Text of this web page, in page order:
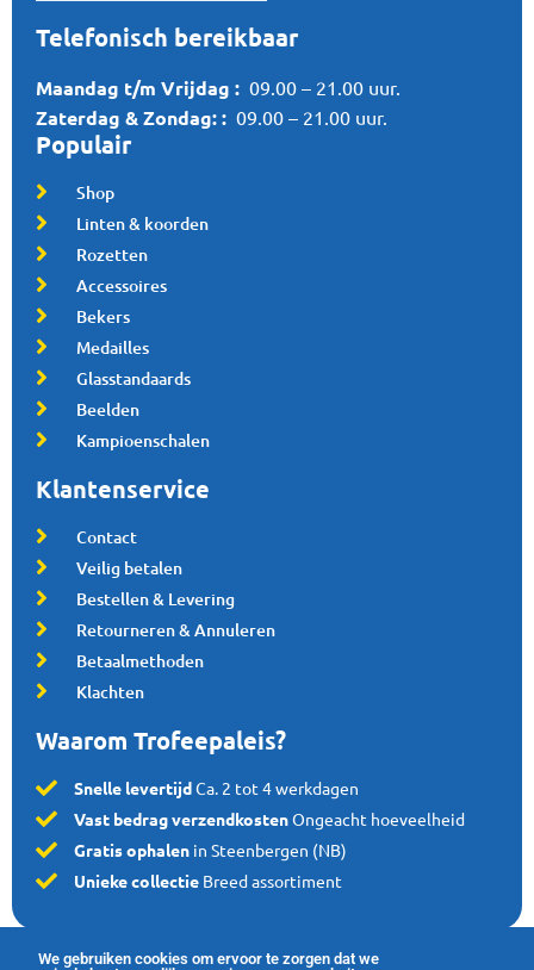
Telefonisch bereikbaar
Maandag t/m Vrijdag : 09.00 – 21.00 uur.
Zaterdag &Zondag:: 09.00 – 21.00 uur.
Populair
Shop
Linten & koorden
Rozetten
Accessoires
Bekers
Medailles
Glasstandaards
Beelden
Kampioenschalen
Klantenservice
Contact
Veilig betalen
Bestellen & Levering
Retourneren & Annuleren
Betaalmethoden
Klachten
Waarom Trofeepaleis?
Snelle levertijdCa. 2 tot 4 werkdagen
Vast bedrag verzendkostenOngeacht hoeveelheid
Gratis ophalen in Steenbergen (NB)
Unieke collectie Breed assortiment
We gebruiken cookies om ervoor te zorgen dat we